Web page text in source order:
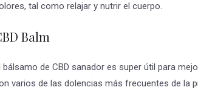
tal como relajar y nutrir el cuerpo.
Balm
bálsamo de CBD sanador es super útil para
varios de las dolencias más frecuentes de la